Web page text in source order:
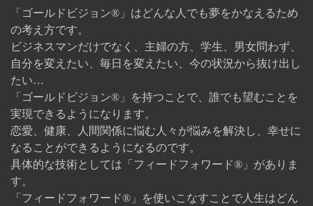
「ゴールドビジョン®」はどんな人でも夢をかなえるため
の考え方です。
ビジネスマンだけでなく、主婦の方、学生、男女問わず、
自分を変えたい、毎日を変えたい、今の状況から抜け出し
たい…
「ゴールドビジョン®」を持つことで、誰でも望むことを
実現できるようになります。
恋愛、健康、人間関係に悩む人々が悩みを解決し、幸せに
なることができるようになるのです。
具体的な技術としては「フィードフォワード®」がありま
す。
「フィードフォワード®」を使いこなすことで人生はどん